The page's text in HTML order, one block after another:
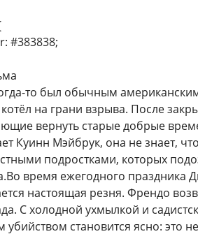
#383838;
то был обычным
на грани взрыва. После
вернуть старые добрые
Куинн Мэйбрук, она не знает,
подростками, которых
время ежегодного праздника
настоящая резня. Френдо
С холодной ухмылкой и
становится ясно: это